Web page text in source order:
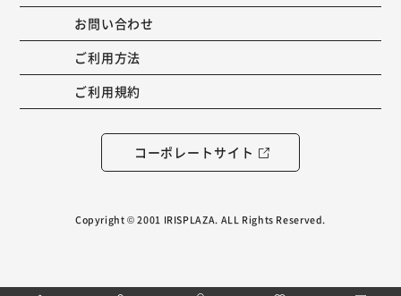
お問い合わせ
ご利用方法
ご利用規約
コーポレートサイト
Copyright © 2001 IRISPLAZA. ALL Rights Reserved.